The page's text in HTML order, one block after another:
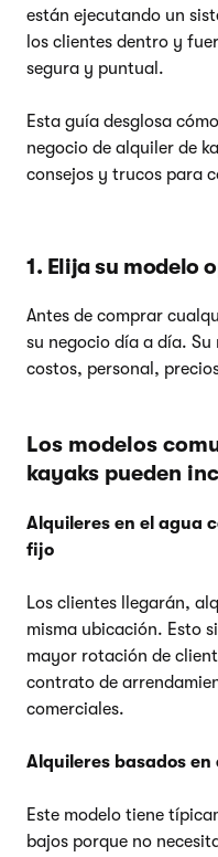
están ejecutando un
los clientes dentro y
segura y puntual.
Esta guía desglosa
negocio de alquiler de
consejos y trucos para
1. Elija su modelo
Antes de comprar
su negocio día a día.
costos, personal,
Los modelos
kayaks pueden
Alquileres en el agua
fijo
Los clientes llegarán,
misma ubicación. Esto
mayor rotación de
contrato de
comerciales.
Alquileres basados en
Este modelo tiene
bajos porque no